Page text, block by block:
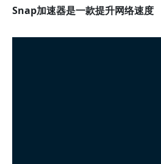
Snap加速器是一款提升网络速度